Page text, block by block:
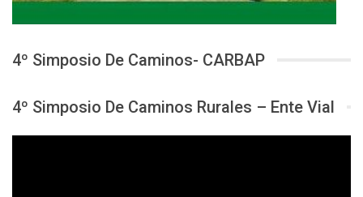
4º Simposio De Caminos- CARBAP
4º Simposio De Caminos Rurales – Ente Vial